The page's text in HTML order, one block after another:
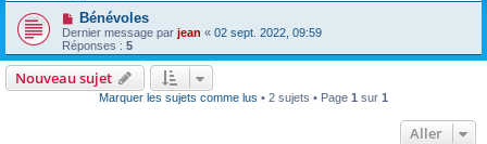
Bénévoles
Dernier message par jean « 02 sept. 2022, 09:59
Réponses : 5
Nouveau sujet
Marquer les sujets comme lus • 2 sujets • Page 1 sur 1
Aller